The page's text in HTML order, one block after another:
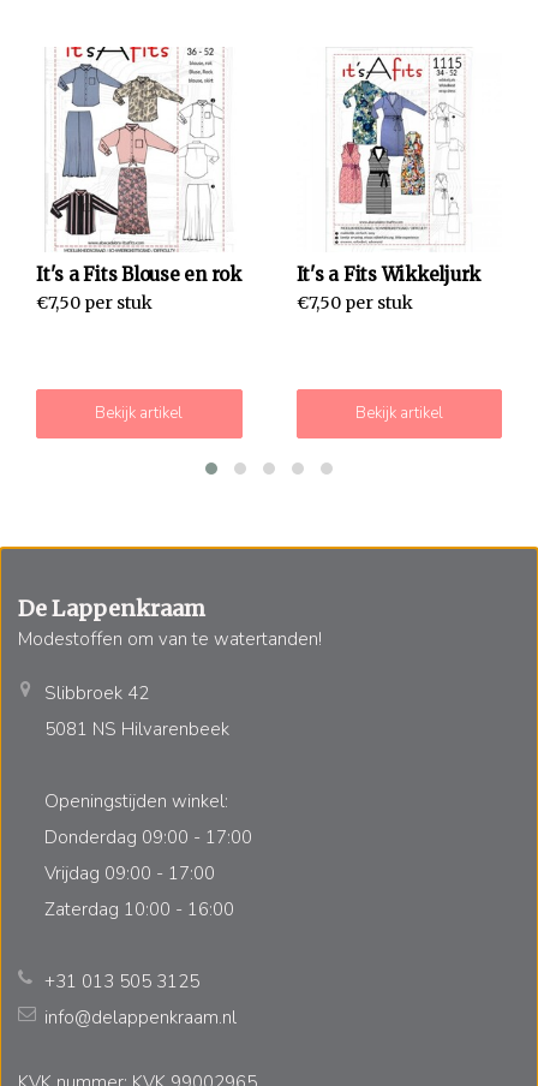
It's a Fits Blouse en rok
€7,50 per stuk
Bekijk artikel
It's a Fits Wikkeljurk
€7,50 per stuk
Bekijk artikel
De Lappenkraam
Modestoffen om van te watertanden!
Slibbroek 42
5081 NS Hilvarenbeek
Openingstijden winkel:
Donderdag 09:00 - 17:00
Vrijdag 09:00 - 17:00
Zaterdag 10:00 - 16:00
+31 013 505 3125
info@delappenkraam.nl